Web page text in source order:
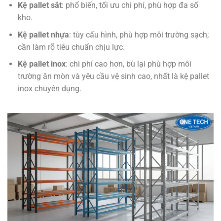
Kệ pallet sắt: phổ biến, tối ưu chi phí, phù hợp đa số
kho.
Kệ pallet nhựa: tùy cấu hình, phù hợp môi trường sạch;
cần làm rõ tiêu chuẩn chịu lực.
Kệ pallet inox: chi phí cao hơn, bù lại phù hợp môi
trường ăn mòn và yêu cầu vệ sinh cao, nhất là kệ pallet
inox chuyên dụng.